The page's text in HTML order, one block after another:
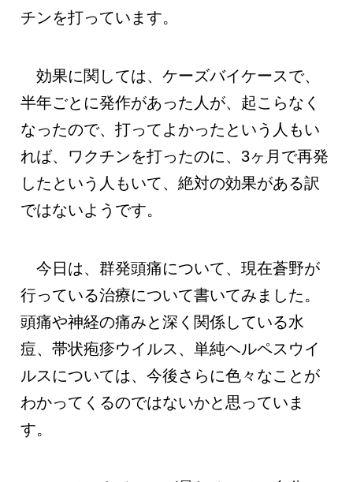
チンを打っています。
効果に関しては、ケーズバイケースで、
半年ごとに発作があった人が、起こらなく
なったので、打ってよかったという人もい
れば、ワクチンを打ったのに、3ヶ月で再発
したという人もいて、絶対の効果がある訳
ではないようです。
今日は、群発頭痛について、現在蒼野が
行っている治療について書いてみました。
頭痛や神経の痛みと深く関係している水
痘、帯状疱疹ウイルス、単純ヘルペスウイ
ルスについては、今後さらに色々なことが
わかってくるのではないかと思っていま
す。